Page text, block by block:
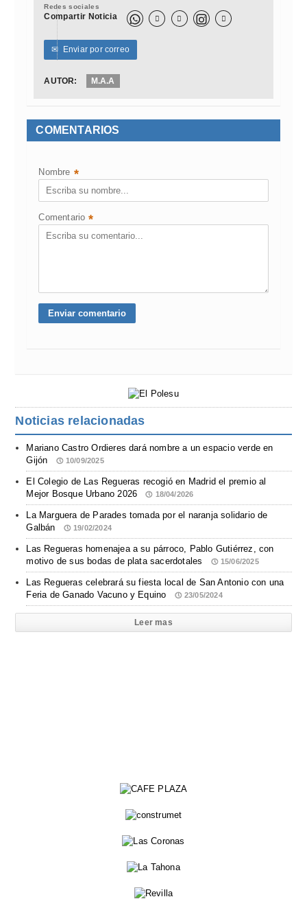
Redes sociales
Compartir Noticia   
✉ Enviar por correo
AUTOR: M.A.A
COMENTARIOS
Nombre *
Comentario *
Noticias relacionadas
Mariano Castro Ordieres dará nombre a un espacio verde en
Gijón
10/09/2025
El Colegio de Las Regueras recogió en Madrid el premio al
Mejor Bosque Urbano 2026
18/04/2026
La Marguera de Parades tomada por el naranja solidario de
Galbán
19/02/2024
Las Regueras homenajea a su párroco, Pablo Gutiérrez, con
motivo de sus bodas de plata sacerdotales
15/06/2025
Las Regueras celebrará su fiesta local de San Antonio con una
Feria de Ganado Vacuno y Equino
23/05/2024
Leer mas